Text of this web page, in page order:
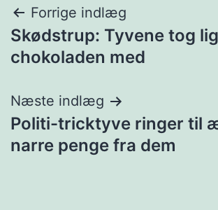
Indlægsnavigation
Forrige indlæg
Skødstrup: Tyvene tog
chokoladen med
Næste indlæg
Politi-tricktyve ringer til
narre penge fra dem